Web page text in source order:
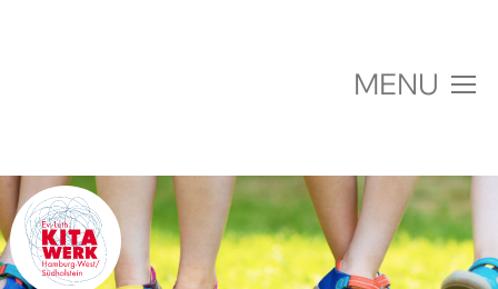
MENU
Jobs & Karriere
Fachberatung & Projekte